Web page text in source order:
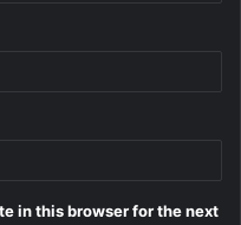
in this browser for the next